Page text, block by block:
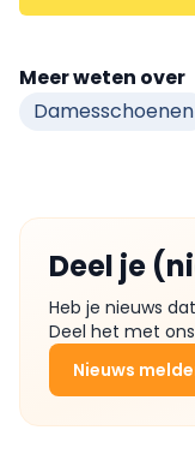
Meer weten over
Damesschoenen
Deel je
Heb je nieuws
Deel het met
Nieuws